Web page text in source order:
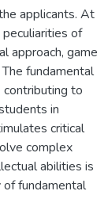
applicants. At
of
approach, game
fundamental
contributing to
in
critical
complex
abilities is
fundamental